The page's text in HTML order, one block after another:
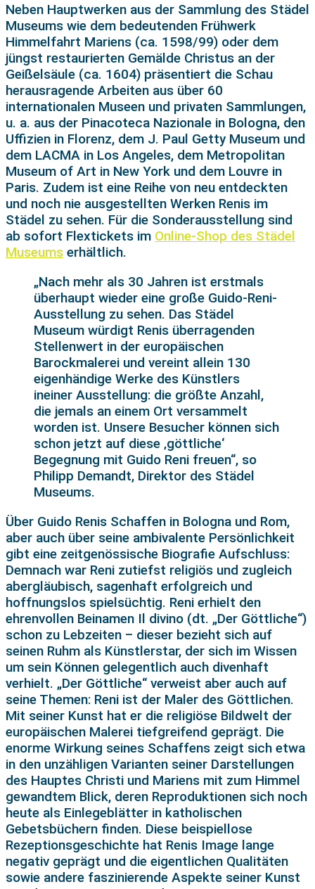
Neben Hauptwerken aus der Sammlung des Städel
Museums wie dem bedeutenden Frühwerk
Himmelfahrt Mariens (ca. 1598/99) oder dem
jüngst restaurierten Gemälde Christus an der
Geißelsäule (ca. 1604) präsentiert die Schau
herausragende Arbeiten aus über 60
internationalen Museen und privaten Sammlungen,
u. a. aus der Pinacoteca Nazionale in Bologna, den
Uffizien in Florenz, dem J. Paul Getty Museum und
dem LACMA in Los Angeles, dem Metropolitan
Museum of Art in New York und dem Louvre in
Paris. Zudem ist eine Reihe von neu entdeckten
und noch nie ausgestellten Werken Renis im
Städel zu sehen. Für die Sonderausstellung sind
ab sofort Flextickets im Online-Shop des Städel
Museums erhältlich.
„Nach mehr als 30 Jahren ist erstmals
überhaupt wieder eine große Guido-Reni-
Ausstellung zu sehen. Das Städel
Museum würdigt Renis überragenden
Stellenwert in der europäischen
Barockmalerei und vereint allein 130
eigenhändige Werke des Künstlers
ineiner Ausstellung: die größte Anzahl,
die jemals an einem Ort versammelt
worden ist. Unsere Besucher können sich
schon jetzt auf diese ‚göttliche‘
Begegnung mit Guido Reni freuen“, so
Philipp Demandt, Direktor des Städel
Museums.
Über Guido Renis Schaffen in Bologna und Rom,
aber auch über seine ambivalente Persönlichkeit
gibt eine zeitgenössische Biografie Aufschluss:
Demnach war Reni zutiefst religiös und zugleich
abergläubisch, sagenhaft erfolgreich und
hoffnungslos spielsüchtig. Reni erhielt den
ehrenvollen Beinamen Il divino (dt. „Der Göttliche“)
schon zu Lebzeiten – dieser bezieht sich auf
seinen Ruhm als Künstlerstar, der sich im Wissen
um sein Können gelegentlich auch divenhaft
verhielt. „Der Göttliche“ verweist aber auch auf
seine Themen: Reni ist der Maler des Göttlichen.
Mit seiner Kunst hat er die religiöse Bildwelt der
europäischen Malerei tiefgreifend geprägt. Die
enorme Wirkung seines Schaffens zeigt sich etwa
in den unzähligen Varianten seiner Darstellungen
des Hauptes Christi und Mariens mit zum Himmel
gewandtem Blick, deren Reproduktionen sich noch
heute als Einlegeblätter in katholischen
Gebetsbüchern finden. Diese beispiellose
Rezeptionsgeschichte hat Renis Image lange
negativ geprägt und die eigentlichen Qualitäten
sowie andere faszinierende Aspekte seiner Kunst